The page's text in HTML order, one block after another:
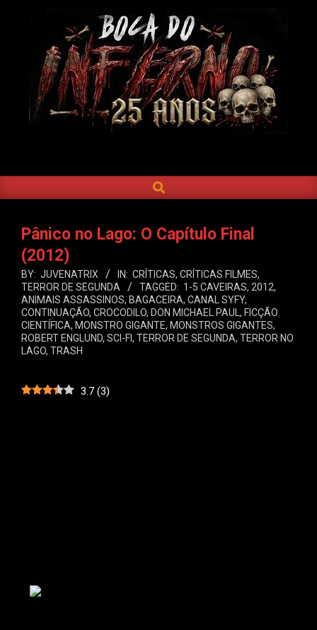
DO
INFERNO
Navigation
SEARCH
Pânico no Lago: O Capítulo Final
(2012)
BY: JUVENATRIX IN: CRÍTICAS, CRÍTICAS FILMES,
TERROR DE SEGUNDA
TAGGED: 1-5 CAVEIRAS, 2012,
ANIMAIS ASSASSINOS, BAGACEIRA, CANAL SYFY,
CONTINUAÇÃO, CROCODILO, DON MICHAEL PAUL , FICÇÃO
CIENTÍFICA, MONSTRO GIGANTE, MONSTROS GIGANTES,
ROBERT ENGLUND, SCI-FI, TERROR DE SEGUNDA, TERROR NO
LAGO, TRASH
3.7 (3)